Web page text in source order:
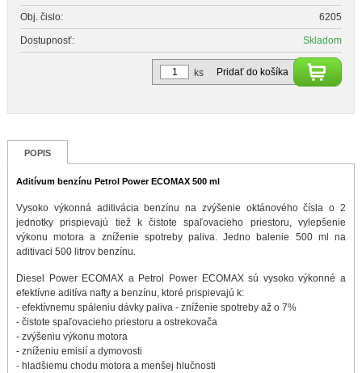
Obj. čislo: 6205
Dostupnosť: Skladom
Pridať do košíka
ks
POPIS
Aditívum benzínu Petrol Power ECOMAX 500 ml
Vysoko výkonná aditivácia benzínu na zvýšenie oktánového čísla o 2
jednotky prispievajú tiež k čistote spaľovacieho priestoru, vylepšenie
výkonu motora a zníženie spotreby paliva. Jedno balenie 500 ml na
aditivaci 500 litrov benzínu.
Diesel Power ECOMAX a Petrol Power ECOMAX sú vysoko výkonné a
efektívne aditíva nafty a benzínu, ktoré prispievajú k:
- efektívnemu spáleniu dávky paliva - zníženie spotreby až o 7%
- čistote spaľovacieho priestoru a ostrekovača
- zvýšeniu výkonu motora
- zníženiu emisií a dymovosti
- hladšiemu chodu motora a menšej hlučnosti